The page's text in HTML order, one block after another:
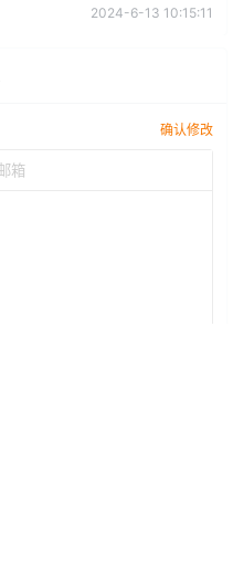
2024-6-13 10:15:11
确认修改